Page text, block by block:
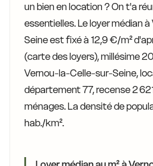
un bien en location ? On t'a
essentielles. Le loyer médian
Seine est fixé à 12,9 €/m²
(carte des loyers), millésime
Vernou-la-Celle-sur-Seine,
département 77, recense 2
ménages. La densité de
hab./km².